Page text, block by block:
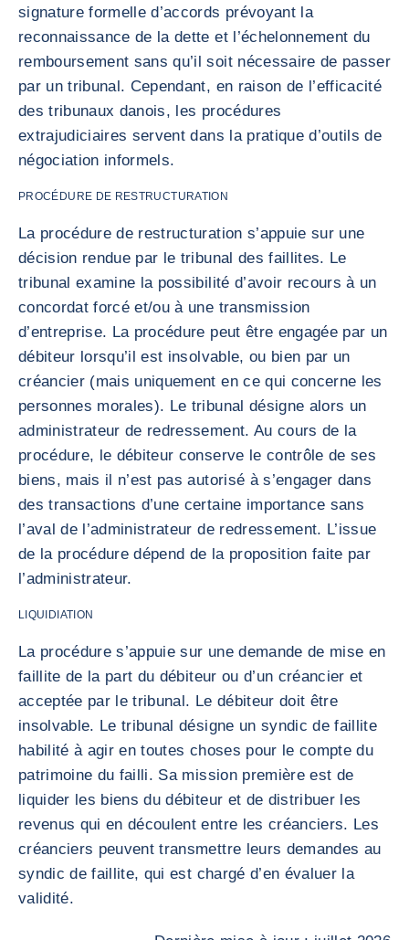
signature formelle d’accords prévoyant la
reconnaissance de la dette et l’échelonnement du
remboursement sans qu’il soit nécessaire de passer
par un tribunal. Cependant, en raison de l’efficacité
des tribunaux danois, les procédures
extrajudiciaires servent dans la pratique d’outils de
négociation informels.
PROCÉDURE DE RESTRUCTURATION
La procédure de restructuration s’appuie sur une
décision rendue par le tribunal des faillites. Le
tribunal examine la possibilité d’avoir recours à un
concordat forcé et/ou à une transmission
d’entreprise. La procédure peut être engagée par un
débiteur lorsqu’il est insolvable, ou bien par un
créancier (mais uniquement en ce qui concerne les
personnes morales). Le tribunal désigne alors un
administrateur de redressement. Au cours de la
procédure, le débiteur conserve le contrôle de ses
biens, mais il n’est pas autorisé à s’engager dans
des transactions d’une certaine importance sans
l’aval de l’administrateur de redressement. L’issue
de la procédure dépend de la proposition faite par
l’administrateur.
LIQUIDIATION
La procédure s’appuie sur une demande de mise en
faillite de la part du débiteur ou d’un créancier et
acceptée par le tribunal. Le débiteur doit être
insolvable. Le tribunal désigne un syndic de faillite
habilité à agir en toutes choses pour le compte du
patrimoine du failli. Sa mission première est de
liquider les biens du débiteur et de distribuer les
revenus qui en découlent entre les créanciers. Les
créanciers peuvent transmettre leurs demandes au
syndic de faillite, qui est chargé d’en évaluer la
validité.